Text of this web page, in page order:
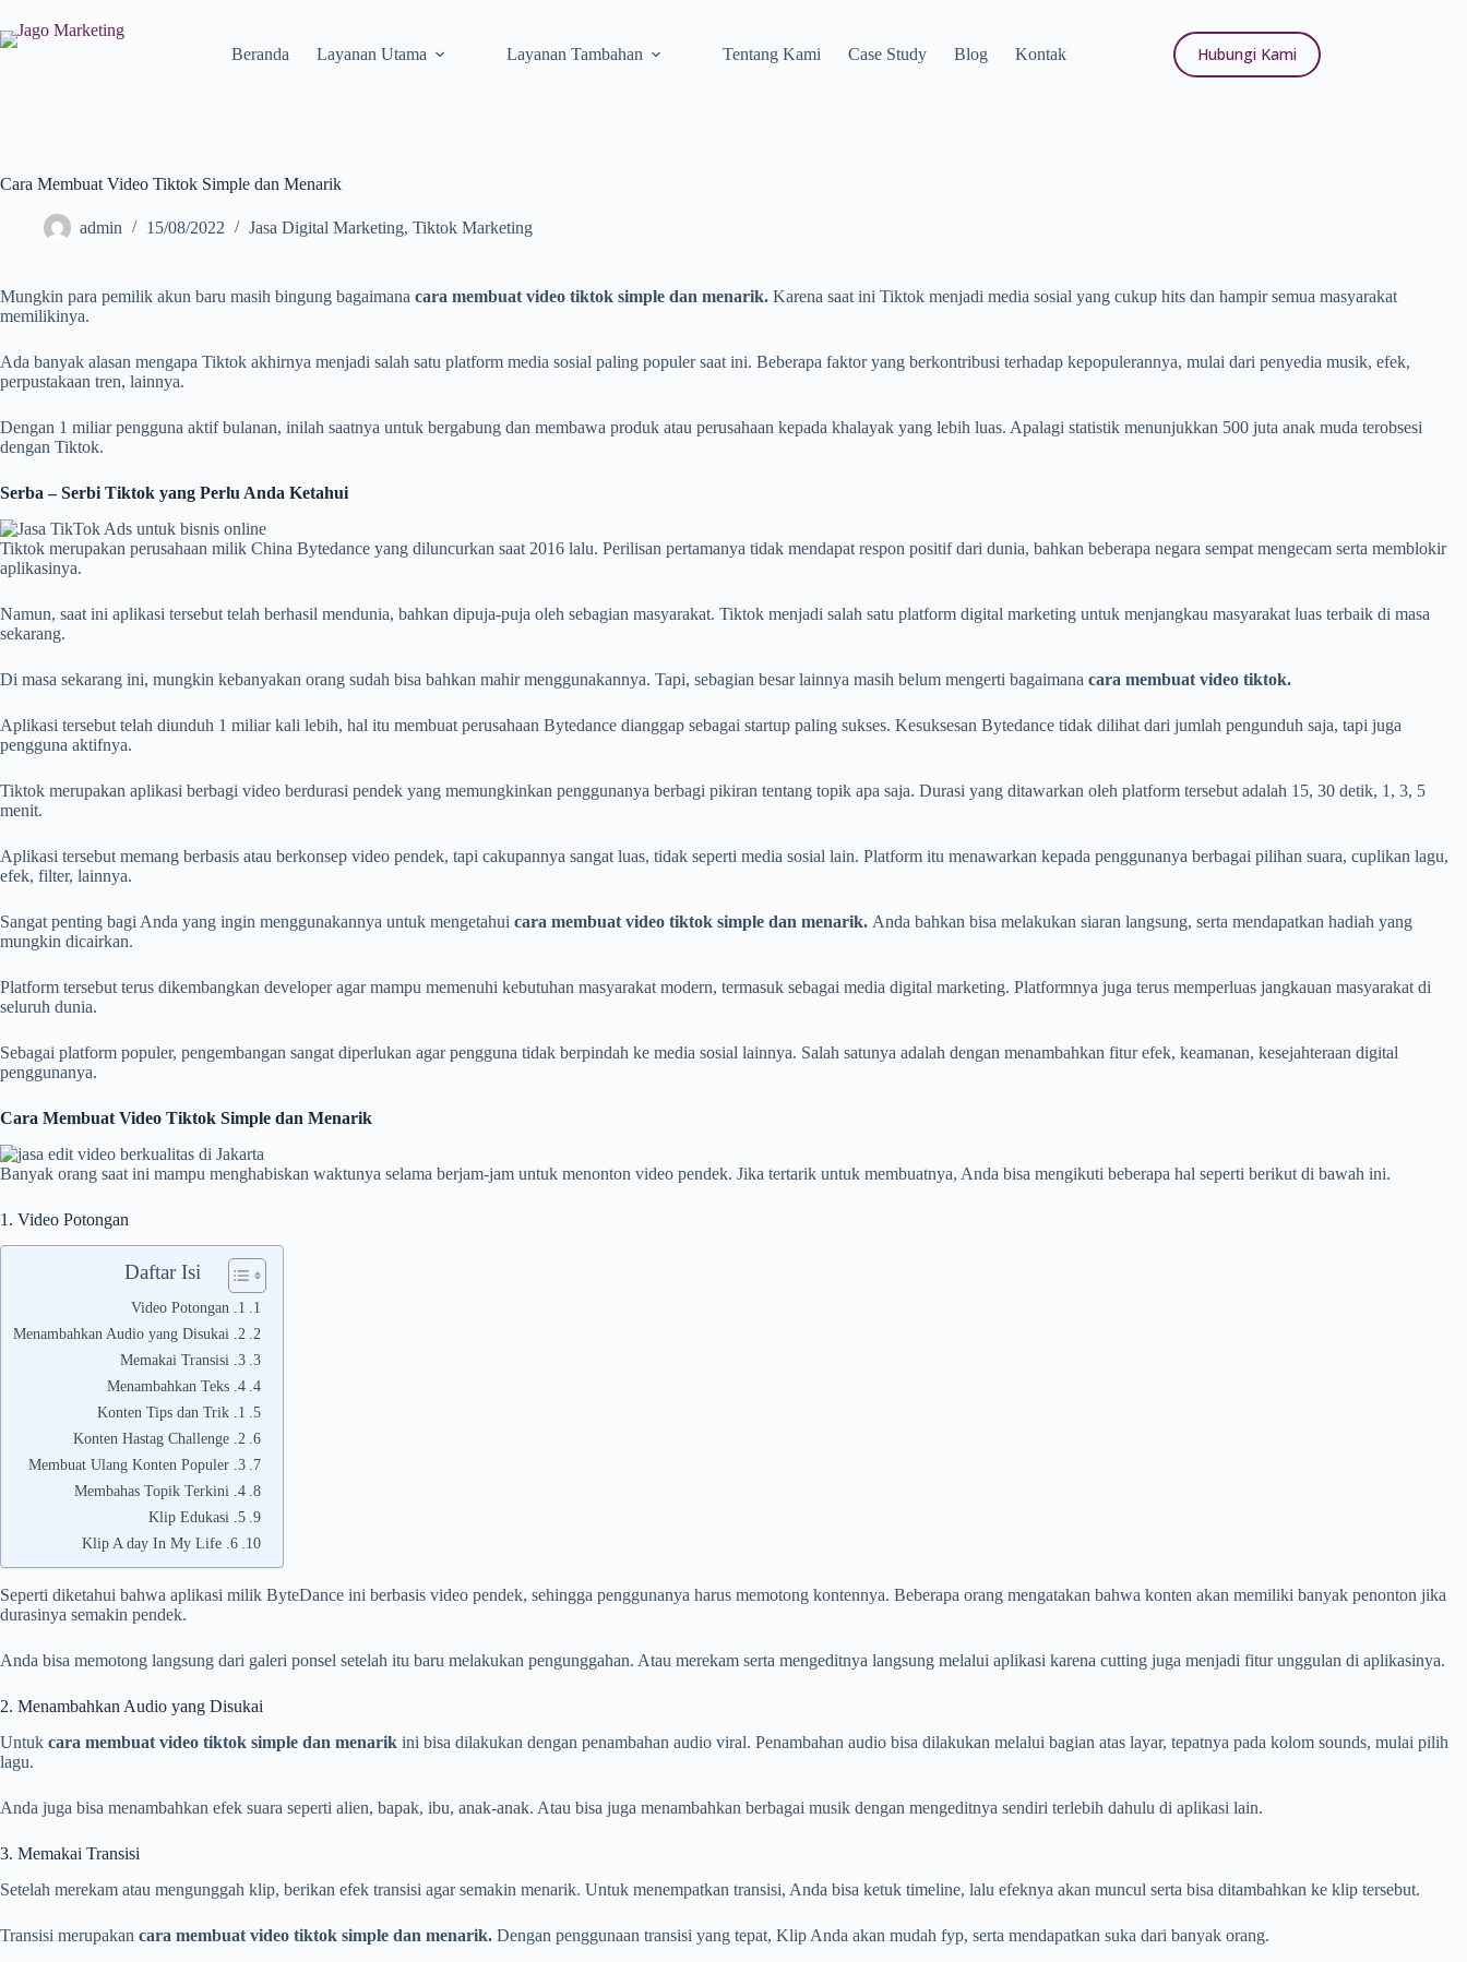
Beranda Layanan Utama Layanan Tambahan Tentang Kami Case Study Blog Kontak Hubungi Kami
Cara Membuat Video Tiktok Simple dan Menarik
admin 15/08/2022 Jasa Digital Marketing, Tiktok Marketing
Mungkin para pemilik akun baru masih bingung bagaimana cara membuat video tiktok simple dan menarik. Karena saat ini Tiktok menjadi media sosial yang cukup hits dan hampir semua masyarakat
memilikinya.
Ada banyak alasan mengapa Tiktok akhirnya menjadi salah satu platform media sosial paling populer saat ini. Beberapa faktor yang berkontribusi terhadap kepopulerannya, mulai dari penyedia musik, efek,
perpustakaan tren, lainnya.
Dengan 1 miliar pengguna aktif bulanan, inilah saatnya untuk bergabung dan membawa produk atau perusahaan kepada khalayak yang lebih luas. Apalagi statistik menunjukkan 500 juta anak muda terobsesi
dengan Tiktok.
Serba – Serbi Tiktok yang Perlu Anda Ketahui
Tiktok merupakan perusahaan milik China Bytedance yang diluncurkan saat 2016 lalu. Perilisan pertamanya tidak mendapat respon positif dari dunia, bahkan beberapa negara sempat mengecam serta memblokir
aplikasinya.
Namun, saat ini aplikasi tersebut telah berhasil mendunia, bahkan dipuja-puja oleh sebagian masyarakat. Tiktok menjadi salah satu platform digital marketing untuk menjangkau masyarakat luas terbaik di masa
sekarang.
Di masa sekarang ini, mungkin kebanyakan orang sudah bisa bahkan mahir menggunakannya. Tapi, sebagian besar lainnya masih belum mengerti bagaimana cara membuat video tiktok.
Aplikasi tersebut telah diunduh 1 miliar kali lebih, hal itu membuat perusahaan Bytedance dianggap sebagai startup paling sukses. Kesuksesan Bytedance tidak dilihat dari jumlah pengunduh saja, tapi juga
pengguna aktifnya.
Tiktok merupakan aplikasi berbagi video berdurasi pendek yang memungkinkan penggunanya berbagi pikiran tentang topik apa saja. Durasi yang ditawarkan oleh platform tersebut adalah 15, 30 detik, 1, 3, 5
menit.
Aplikasi tersebut memang berbasis atau berkonsep video pendek, tapi cakupannya sangat luas, tidak seperti media sosial lain. Platform itu menawarkan kepada penggunanya berbagai pilihan suara, cuplikan lagu,
efek, filter, lainnya.
Sangat penting bagi Anda yang ingin menggunakannya untuk mengetahui cara membuat video tiktok simple dan menarik. Anda bahkan bisa melakukan siaran langsung, serta mendapatkan hadiah yang
mungkin dicairkan.
Platform tersebut terus dikembangkan developer agar mampu memenuhi kebutuhan masyarakat modern, termasuk sebagai media digital marketing. Platformnya juga terus memperluas jangkauan masyarakat di
seluruh dunia.
Sebagai platform populer, pengembangan sangat diperlukan agar pengguna tidak berpindah ke media sosial lainnya. Salah satunya adalah dengan menambahkan fitur efek, keamanan, kesejahteraan digital
penggunanya.
Cara Membuat Video Tiktok Simple dan Menarik
Banyak orang saat ini mampu menghabiskan waktunya selama berjam-jam untuk menonton video pendek. Jika tertarik untuk membuatnya, Anda bisa mengikuti beberapa hal seperti berikut di bawah ini.
1. Video Potongan
Daftar Isi
1. Video Potongan
2. Menambahkan Audio yang Disukai
3. Memakai Transisi
4. Menambahkan Teks
1. Konten Tips dan Trik
2. Konten Hastag Challenge
3. Membuat Ulang Konten Populer
4. Membahas Topik Terkini
5. Klip Edukasi
6. Klip A day In My Life
Seperti diketahui bahwa aplikasi milik ByteDance ini berbasis video pendek, sehingga penggunanya harus memotong kontennya. Beberapa orang mengatakan bahwa konten akan memiliki banyak penonton jika
durasinya semakin pendek.
Anda bisa memotong langsung dari galeri ponsel setelah itu baru melakukan pengunggahan. Atau merekam serta mengeditnya langsung melalui aplikasi karena cutting juga menjadi fitur unggulan di aplikasinya.
2. Menambahkan Audio yang Disukai
Untuk cara membuat video tiktok simple dan menarik ini bisa dilakukan dengan penambahan audio viral. Penambahan audio bisa dilakukan melalui bagian atas layar, tepatnya pada kolom sounds, mulai pilih
lagu.
Anda juga bisa menambahkan efek suara seperti alien, bapak, ibu, anak-anak. Atau bisa juga menambahkan berbagai musik dengan mengeditnya sendiri terlebih dahulu di aplikasi lain.
3. Memakai Transisi
Setelah merekam atau mengunggah klip, berikan efek transisi agar semakin menarik. Untuk menempatkan transisi, Anda bisa ketuk timeline, lalu efeknya akan muncul serta bisa ditambahkan ke klip tersebut.
Transisi merupakan cara membuat video tiktok simple dan menarik. Dengan penggunaan transisi yang tepat, Klip Anda akan mudah fyp, serta mendapatkan suka dari banyak orang.